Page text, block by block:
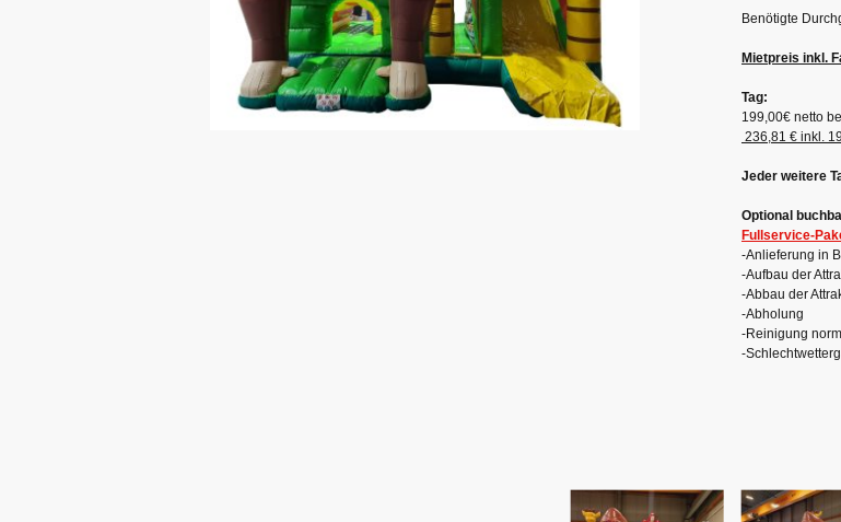
Benötigte
Mietpreis inkl.
Tag:
199,00€ netto
236,81 € inkl.
Jeder weitere
Optional
Fullservice-
-Anlieferung in
-Aufbau der
-Abbau der
-Abholung
-Reinigung
-